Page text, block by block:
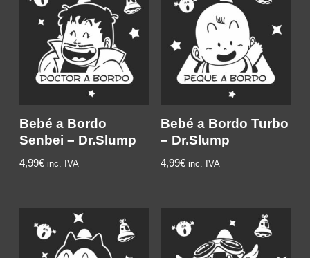
Bebé a Bordo
Senbei – Dr.Slump
4,99€ inc. IVA
Bebé a Bordo Turbo
– Dr.Slump
4,99€ inc. IVA